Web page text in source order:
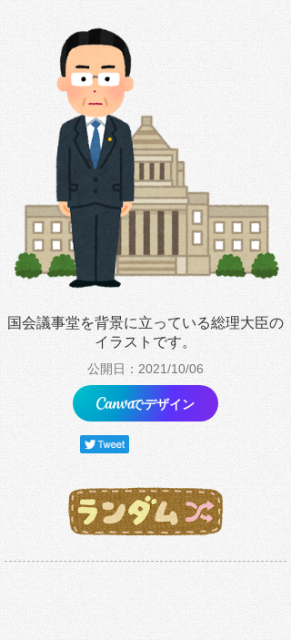
国会議事堂を背景に立っている総理大臣の
イラストです。
公開日：2021/10/06
でデザイン